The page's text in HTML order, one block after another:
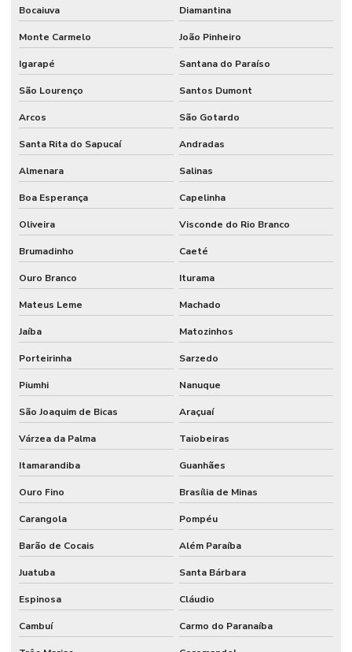
Bocaiuva Diamantina
Monte Carmelo João Pinheiro
Igarapé Santana do Paraíso
São Lourenço Santos Dumont
Arcos São Gotardo
Santa Rita do Sapucaí Andradas
Almenara Salinas
Boa Esperança Capelinha
Oliveira Visconde do Rio Branco
Brumadinho Caeté
Ouro Branco Iturama
Mateus Leme Machado
Jaíba Matozinhos
Porteirinha Sarzedo
Piumhi Nanuque
São Joaquim de Bicas Araçuaí
Várzea da Palma Taiobeiras
Itamarandiba Guanhães
Ouro Fino Brasília de Minas
Carangola Pompéu
Barão de Cocais Além Paraíba
Juatuba Santa Bárbara
Espinosa Cláudio
Cambuí Carmo do Paranaíba